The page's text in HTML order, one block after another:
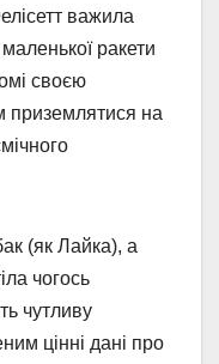
важила
ракети
своєю
приземлятися на
(як Лайка), а
чогось
чутливу
цінні дані про